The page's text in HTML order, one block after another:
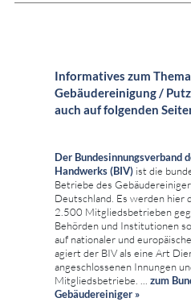
Informatives zum
Gebäudereinigung /
auch auf folgenden
Der Bundesinnungsverband
Handwerks (BIV) ist die
Betriebe des
Deutschland. Es werden hier
2.500 Mitgliedsbetrieben
Behörden und Institutionen
auf nationaler und
agiert der BIV als eine Art
angeschlossenen Innungen
Mitgliedsbetriebe. ... zum
Gebäudereiniger »